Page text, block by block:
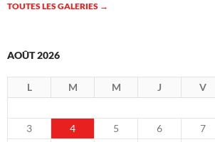
TOUTES LES GALERIES →
AOÛT 2026
L M M J V
3
4 5 6 7